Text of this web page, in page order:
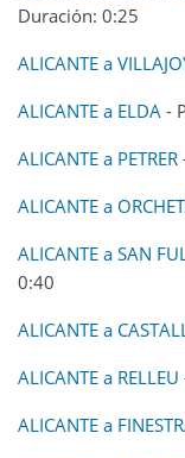
Duración: 0:25
ALICANTE a
ALICANTE a ELDA -
ALICANTE a PETRER
ALICANTE a
ALICANTE a SAN
0:40
ALICANTE a
ALICANTE a RELLEU
ALICANTE a